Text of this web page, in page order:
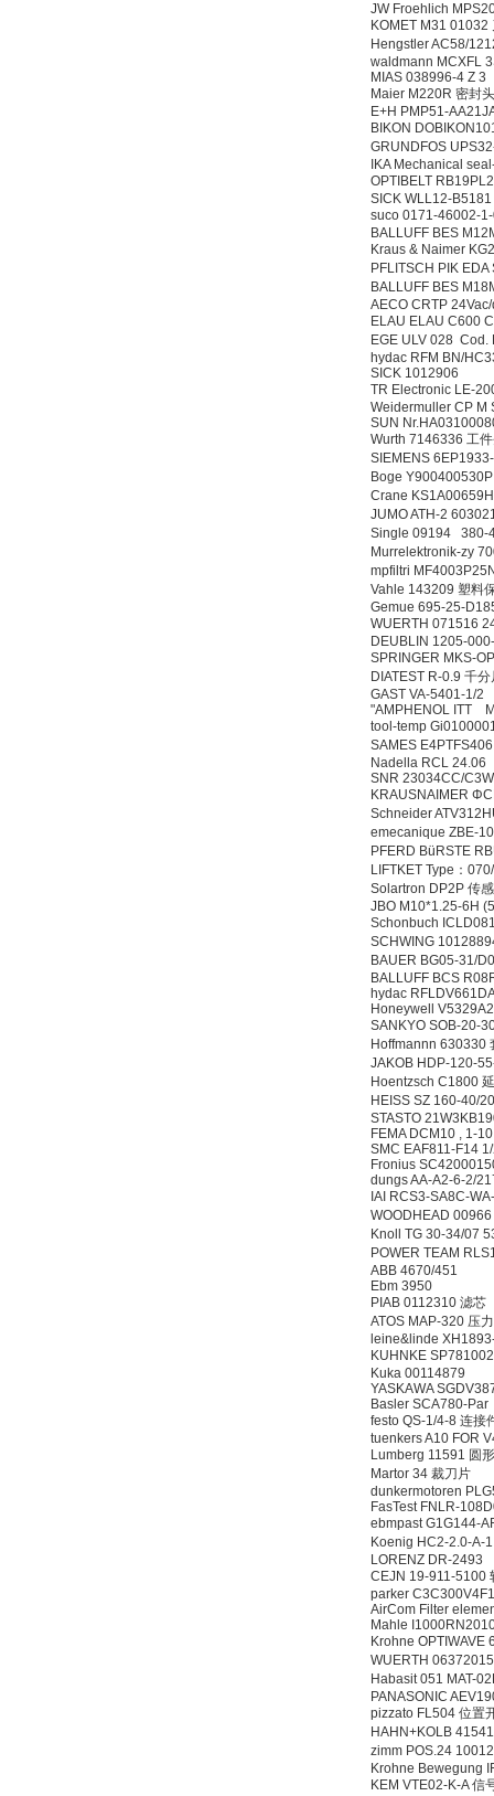
JW Froehlich
KOMET M31 01032
Hengstler AC58/
waldmann MCXFL
MIAS 038996-4 Z 3
Maier M220R 密封头
E+H PMP51-
BIKON
GRUNDFOS
IKA Mechanical
OPTIBELT
SICK WLL12-B5181
suco 0171-46002-
BALLUFF BES
Kraus & Naimer
PFLITSCH PIK
BALLUFF BES
AECO CRTP
ELAU ELAU C600
EGE ULV 028 Cod.
hydac RFM BN/
SICK 1012906
TR Electronic LE-
Weidermuller CP M
SUN
Wurth 7146336 工
SIEMENS
Boge
Crane
JUMO ATH-2
Single 09194 380-
Murrelektronik-zy
mpfiltri
Vahle 143209 塑料
Gemue 695-25-
WUERTH 071516
DEUBLIN 1205-
SPRINGER MKS-
DIATEST R-0.9 千
GAST VA-5401-1/2
"AMPHENOL ITT
tool-temp
SAMES
Nadella RCL 24.06
SNR 23034CC/
KRAUSNAIMER
Schneider
emecanique ZBE-
PFERD BüRSTE
LIFTKET Type：
Solartron DP2P 传
JBO M10*1.25-6H
Schonbuch
SCHWING
BAUER BG05-31/
BALLUFF BCS
hydac
Honeywell
SANKYO SOB-20-
Hoffmannn 630330
JAKOB HDP-120-
Hoentzsch C1800
HEISS SZ 160-40/
STASTO
FEMA DCM10 , 1-
SMC EAF811-F14
Fronius
dungs AA-A2-6-2/
IAI RCS3-SA8C-
WOODHEAD
Knoll TG 30-34/07
POWER TEAM
ABB 4670/451
Ebm 3950
PIAB 0112310 滤芯
ATOS MAP-320 压
leine&linde
KUHNKE
Kuka 00114879
YASKAWA
Basler SCA780-Par
festo QS-1/4-8 连接
tuenkers A10 FOR
Lumberg 11591 圆
Martor 34 裁刀片
dunkermotoren
FasTest FNLR-
ebmpast G1G144-
Koenig HC2-2.0-A-
LORENZ DR-2493
CEJN 19-911-5100
parker
AirCom Filter
Mahle
Krohne OPTIWAVE
WUERTH
Habasit 051 MAT-
PANASONIC
pizzato FL504 位置
HAHN+KOLB
zimm POS.24
Krohne Bewegung
KEM VTE02-K-A 信